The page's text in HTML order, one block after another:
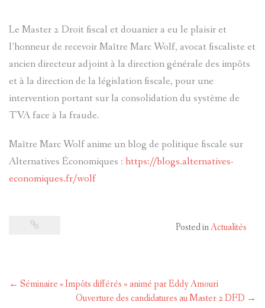
Le Master 2 Droit fiscal et douanier a eu le plaisir et
l’honneur de recevoir Maître Marc Wolf, avocat fiscaliste et
ancien directeur adjoint à la direction générale des impôts
et à la direction de la législation fiscale, pour une
intervention portant sur la consolidation du système de
TVA face à la fraude.
Maître Marc Wolf anime un blog de politique fiscale sur
Alternatives Économiques : https://blogs.alternatives-
economiques.fr/wolf
Posted inActualités
Post
← Séminaire « Impôts différés » animé par Eddy Amouri
Ouverture des candidatures au Master 2 DFD →